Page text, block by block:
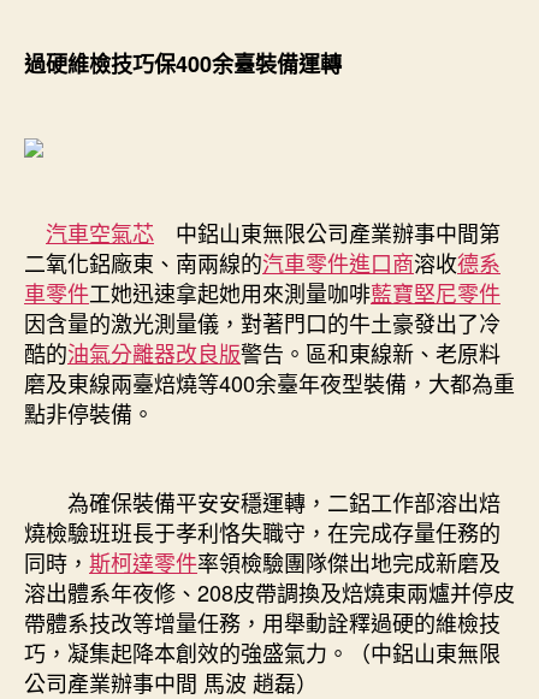
過硬維檢技巧保400余臺裝備運轉
汽車空氣芯 中鋁山東無限公司產業辦事中間第
二氧化鋁廠東、南兩線的汽車零件進口商溶收德系
車零件工她迅速拿起她用來測量咖啡藍寶堅尼零件
因含量的激光測量儀，對著門口的牛土豪發出了冷
酷的油氣分離器改良版警告。區和東線新、老原料
磨及東線兩臺焙燒等400余臺年夜型裝備，大都為重
點非停裝備。
為確保裝備平安安穩運轉，二鋁工作部溶出焙
燒檢驗班班長于孝利恪失職守，在完成存量任務的
同時， 斯柯達零件率領檢驗團隊傑出地完成新磨及
溶出體系年夜修、208皮帶調換及焙燒東兩爐并停皮
帶體系技改等增量任務，用舉動詮釋過硬的維檢技
巧，凝集起降本創效的強盛氣力。（中鋁山東無限
公司產業辦事中間 馬波 趙磊）